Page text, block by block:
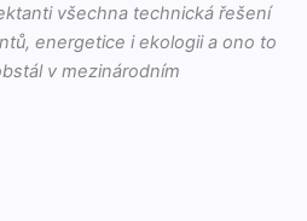
všech­na tech­nická řešení
ener­get­ice i ekologii a ono to
v mez­inárod­ním